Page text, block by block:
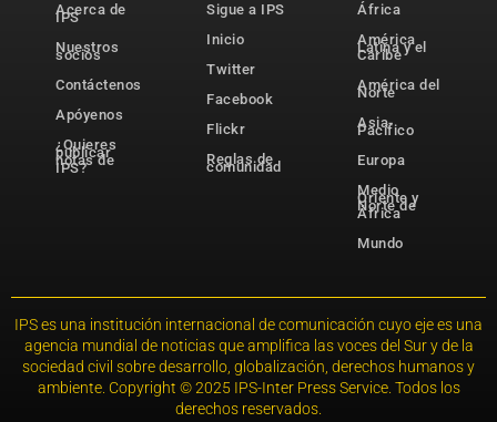
Acerca de
IPS
Nuestros
socios
Contáctenos
Apóyenos
¿Quieres
publicar
notas de
IPS?
Sigue a IPS
Inicio
Twitter
Facebook
Flickr
Reglas de
comunidad
África
América
Latina y el
Caribe
América del
Norte
Asia-
Pacífico
Europa
Medio
Oriente y
Norte de
África
Mundo
IPS es una institución internacional de comunicación cuyo eje es una
agencia mundial de noticias que amplifica las voces del Sur y de la
sociedad civil sobre desarrollo, globalización, derechos humanos y
ambiente. Copyright © 2025 IPS-Inter Press Service. Todos los
derechos reservados.